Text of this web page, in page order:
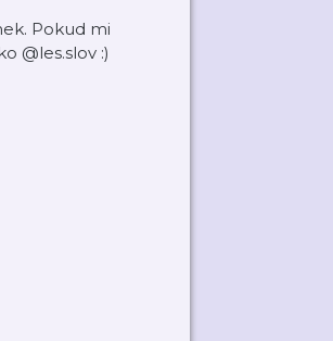
Pokud mi
@les.slov :)